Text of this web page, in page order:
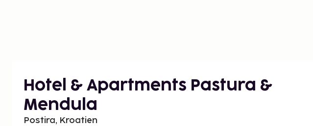
Hotel & Apartments Pastura &
Mendula
Postira, Kroatien